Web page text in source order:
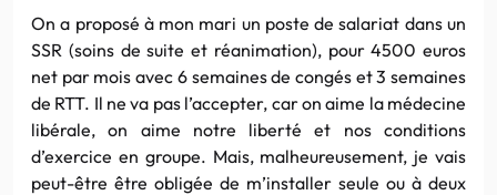
On a proposé à mon mari un poste de salariat dans un
SSR (soins de suite et réanimation), pour 4500 euros
net par mois avec 6 semaines de congés et 3 semaines
de RTT. Il ne va pas l’accepter, car on aime la médecine
libérale, on aime notre liberté et nos conditions
d’exercice en groupe. Mais, malheureusement, je vais
peut-être être obligée de m’installer seule ou à deux